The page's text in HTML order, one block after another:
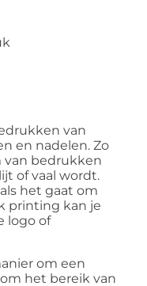
van
en nadelen. Zo
van bedrukken
of vaal wordt.
het gaat om
printing kan je
logo of
om een
het bereik van